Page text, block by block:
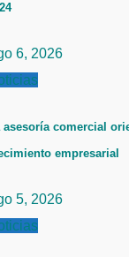
6, 2026
asesoría comercial
empresarial
5, 2026